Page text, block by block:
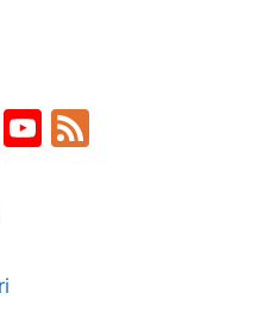
TwitterYouTube